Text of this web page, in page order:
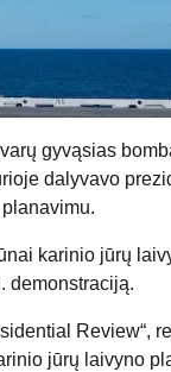
gyvąsias
dalyvavo
karinio jūrų
demonstraciją.
Review“,
jūrų laivyno